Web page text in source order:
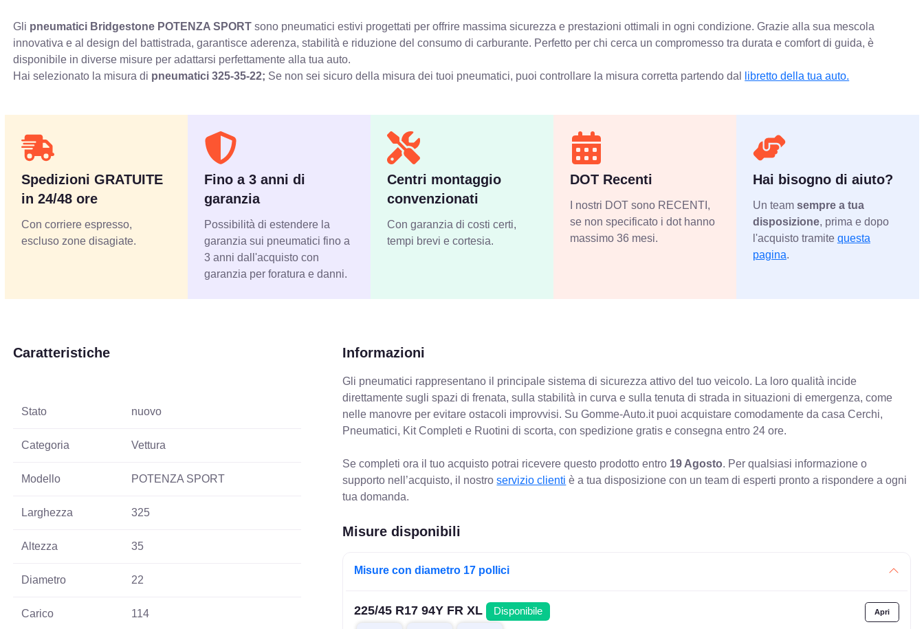
Gli pneumatici Bridgestone POTENZA SPORT sono pneumatici estivi progettati per offrire massima sicurezza e prestazioni ottimali in ogni condizione. Grazie alla sua mescola
innovativa e al design del battistrada, garantisce aderenza, stabilità e riduzione del consumo di carburante. Perfetto per chi cerca un compromesso tra durata e comfort di guida, è
disponibile in diverse misure per adattarsi perfettamente alla tua auto.
Hai selezionato la misura di pneumatici325-35-22; Se non sei sicuro della misura dei tuoi pneumatici, puoi controllare la misura corretta partendo dal libretto della tua auto.
Spedizioni GRATUITE
in 24/48 ore
Con corriere espresso,
escluso zone disagiate.
Fino a 3 anni di
garanzia
Possibilità di estendere la
garanzia sui pneumatici fino a
3 anni dall'acquisto con
garanzia per foratura e danni.
Centri montaggio
convenzionati
Con garanzia di costi certi,
tempi brevi e cortesia.
DOT Recenti
I nostri DOT sono RECENTI,
se non specificato i dot hanno
massimo 36 mesi.
Hai bisogno di aiuto?
Un team sempre a tua
disposizione, prima e dopo
l'acquisto tramite questa
pagina.
Caratteristiche
Stato nuovo
Categoria Vettura
Modello POTENZA SPORT
Larghezza 325
Altezza 35
Diametro 22
Carico 114
Informazioni
Gli pneumatici rappresentano il principale sistema di sicurezza attivo del tuo veicolo. La loro qualità incide
direttamente sugli spazi di frenata, sulla stabilità in curva e sulla tenuta di strada in situazioni di emergenza, come
nelle manovre per evitare ostacoli improvvisi. Su Gomme-Auto.it puoi acquistare comodamente da casa Cerchi,
Pneumatici, Kit Completi e Ruotini di scorta, con spedizione gratis e consegna entro 24 ore.
Se completi ora il tuo acquisto potrai ricevere questo prodotto entro 19 Agosto. Per qualsiasi informazione o
supporto nell’acquisto, il nostroservizio clienti è a tua disposizione con un team di esperti pronto a rispondere a ogni
tua domanda.
Misure disponibili
Misure con diametro 17 pollici
225/45 R17 94Y FR XL Disponibile